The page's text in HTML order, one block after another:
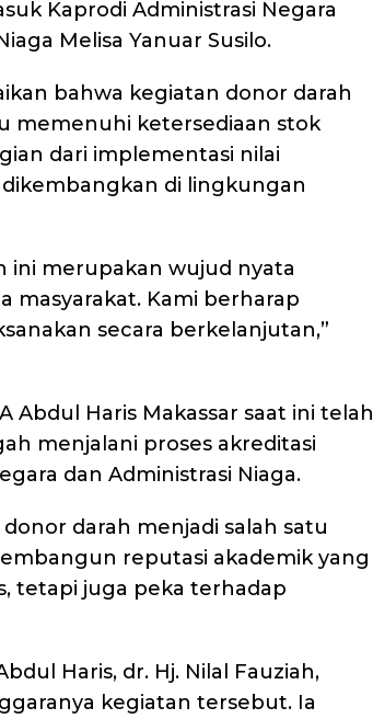
Kaprodi Administrasi Negara
Melisa Yanuar Susilo.
bahwa kegiatan donor darah
memenuhi ketersediaan stok
dari implementasi nilai
di lingkungan
ini merupakan wujud nyata
masyarakat. Kami berharap
secara berkelanjutan,”
Abdul Haris Makassar saat ini telah
menjalani proses akreditasi
dan Administrasi Niaga.
darah menjadi salah satu
reputasi akademik yang
tetapi juga peka terhadap
Haris, dr. Hj. Nilal Fauziah,
kegiatan tersebut. Ia